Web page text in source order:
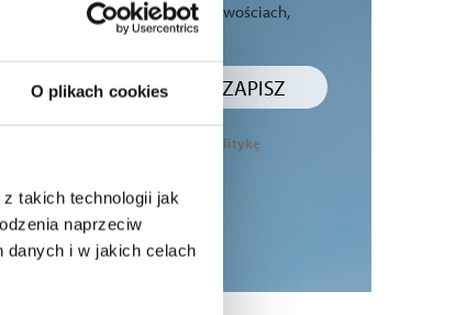
O plikach cookies
takich technologii jak
naprzeciw
danych i w jakich celach
otrzymuj informacje o nowościach,
i bądź blisko nas ♥
ZAPISZ
Poznaj politykę